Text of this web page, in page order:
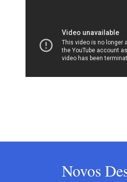
Novos